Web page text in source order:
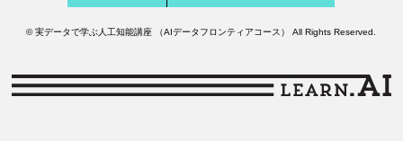
© 実データで学ぶ人工知能講座 （AIデータフロンティアコース） All Rights Reserved.